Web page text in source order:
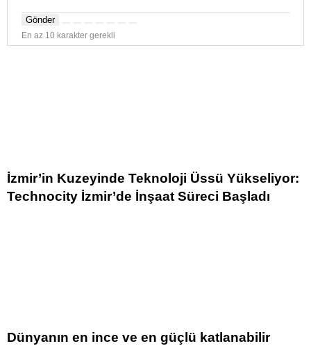
Gönder
En az 10 karakter gerekli
İzmir’in Kuzeyinde Teknoloji Üssü Yükseliyor:
Technocity İzmir’de İnşaat Süreci Başladı
Dünyanın en ince ve en güçlü katlanabilir